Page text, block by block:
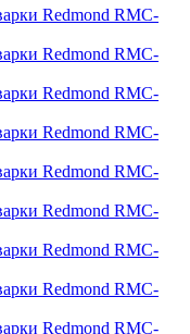
Redmond RMC-
Redmond RMC-
Redmond RMC-
Redmond RMC-
Redmond RMC-
Redmond RMC-
Redmond RMC-
Redmond RMC-
Redmond RMC-